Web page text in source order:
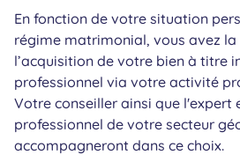
En fonction de votre situation
régime matrimonial, vous avez
l’acquisition de votre bien à titre
professionnel via votre activité
Votre conseiller ainsi que l'expert
professionnel de votre secteur
accompagneront dans ce choix.